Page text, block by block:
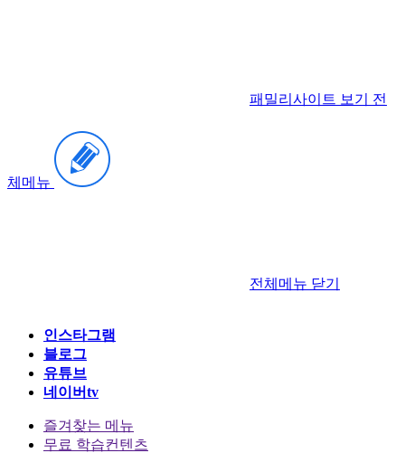
패밀리사이트 보기 전
체메뉴
전체메뉴 닫기
인스타그램
블로그
유튜브
네이버tv
즐겨찾는 메뉴
무료 학습컨텐츠